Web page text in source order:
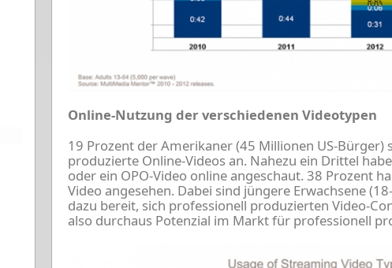
Online-Nutzung der verschiedenen Videotypen
19 Prozent der Amerikaner (45 Millionen US-Bürger)
produzierte Online-Videos an. Nahezu ein Drittel
oder ein OPO-Video online angeschaut. 38 Prozent
Video angesehen. Dabei sind jüngere Erwachsene
dazu bereit, sich professionell produzierten Video-
also durchaus Potenzial im Markt für professionell